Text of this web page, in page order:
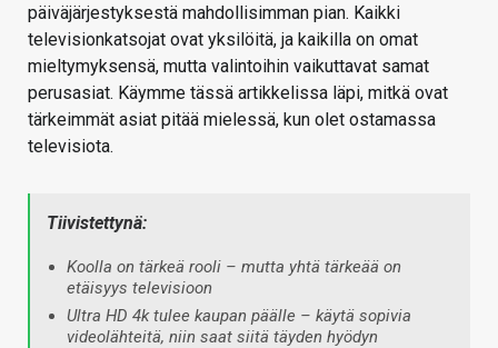
päiväjärjestyksestä mahdollisimman pian. Kaikki
televisionkatsojat ovat yksilöitä, ja kaikilla on omat
mieltymyksensä, mutta valintoihin vaikuttavat samat
perusasiat. Käymme tässä artikkelissa läpi, mitkä ovat
tärkeimmät asiat pitää mielessä, kun olet ostamassa
televisiota.
Tiivistettynä:
Koolla on tärkeä rooli – mutta yhtä tärkeää on
etäisyys televisioon
Ultra HD 4k tulee kaupan päälle – käytä sopivia
videolähteitä, niin saat siitä täyden hyödyn